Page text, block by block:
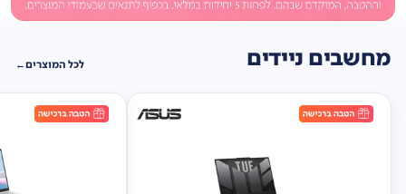
מחשבים ניידים לכל המוצרים